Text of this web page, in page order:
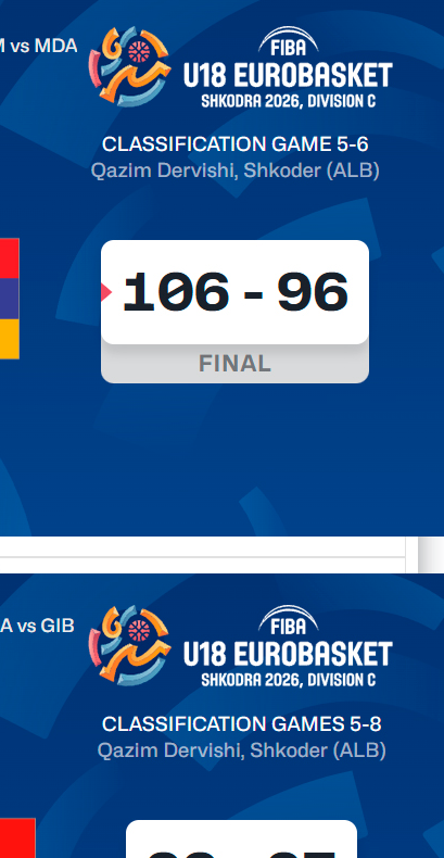
Armenia vs Moldova FIBA U18 EuroBasket 2026,
Выберите Обзор Статистика Матч сыгран 0
Moldova vs Gibraltar FIBA U18 EuroBasket 2026,
Выберите Обзор Статистика Матч сыгран 0